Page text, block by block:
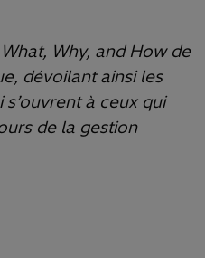
Why, and How de
dévoilant ainsi les
à ceux qui
de la gestion